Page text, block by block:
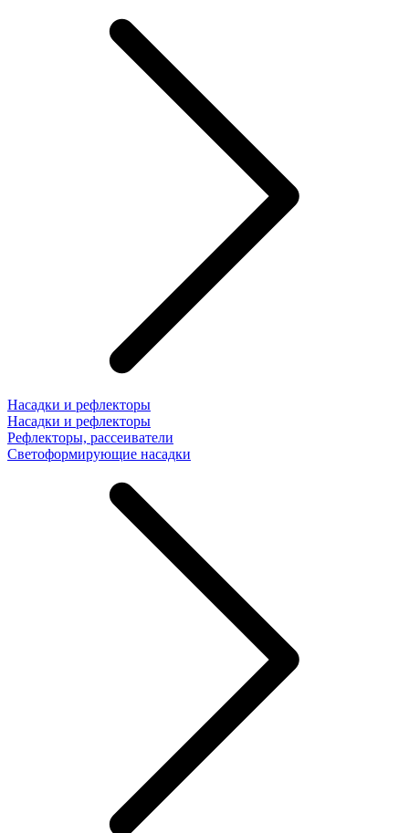
Насадки и рефлекторы
Насадки и рефлекторы
Рефлекторы, рассеиватели
Светоформирующие насадки